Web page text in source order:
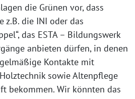
die Grünen vor, dass
z.B. die INI oder das
das ESTA – Bildungswerk
anbieten dürfen, in denen
Kontakte mit
sowie Altenpflege
bekommen. Wir könnten das